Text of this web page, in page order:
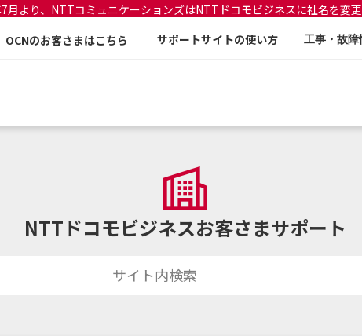
月より、NTTコミュニケーションズはNTTドコモビジネスに社名を変
OCNのお客さまはこちら サポートサイトの使い方 工事・故障
NTTドコモビジネスお客さまサポート